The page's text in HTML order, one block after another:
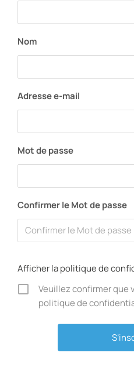
Nom
Adresse e-mail
Mot de passe
Confirmer le Mot de passe
Afficher la politique de
Veuillez confirmer que
politique de